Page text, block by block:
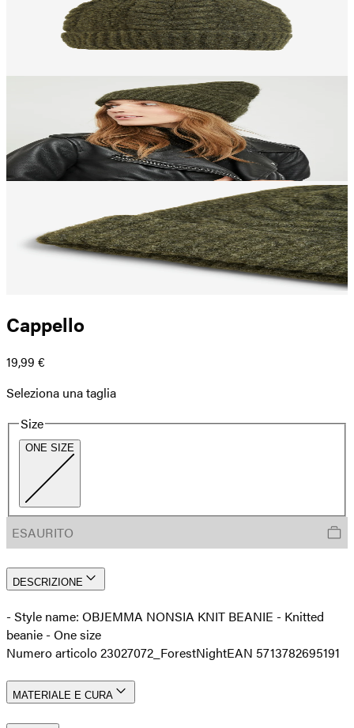
Cappello
19,99 €
Seleziona una taglia
Size
ONE SIZE
ESAURITO
DESCRIZIONE
- Style name: OBJEMMA NONSIA KNIT BEANIE - Knitted
beanie - One size
Numero articolo 23027072_ForestNightEAN 5713782695191
MATERIALE E CURA